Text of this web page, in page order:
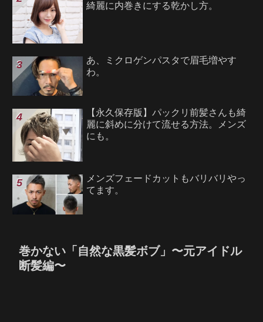
綺麗に内巻きにする乾かし方。
あ、ミクロゲンパスタで眉毛増やす
わ。
【永久保存版】パックリ前髪さんも綺
麗に斜めに分けて流せる方法。メンズ
にも。
メンズフェードカットもバリバリやっ
てます。
巻かない「自然な黒髪ボブ」〜元アイドル
断髪編〜